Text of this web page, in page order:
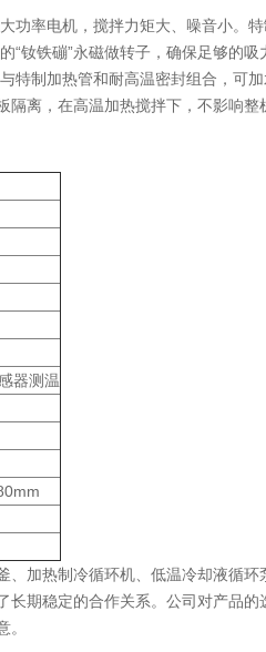
功率电机，搅拌力矩大、噪音小。
钕铁磞”永磁做转子，确保足够的吸
特制加热管和耐高温密封组合，可
隔离，在高温加热搅拌下，不影响
器测温
加热制冷循环机、低温冷却液循
长期稳定的合作关系。公司对产品